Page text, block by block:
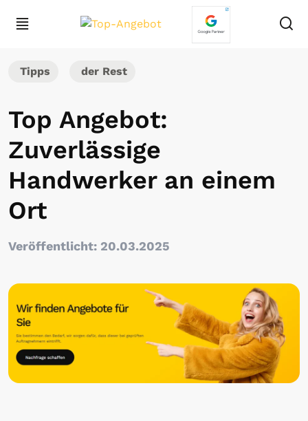
Tipps der Rest
Top Angebot:
Zuverlässige
Handwerker an einem
Ort
Veröffentlicht: 20.03.2025